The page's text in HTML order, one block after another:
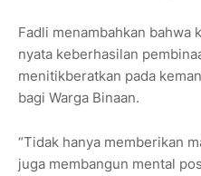
Fadli menambahkan bahwa
nyata keberhasilan
menitikberatkan pada
bagi Warga Binaan.
“Tidak hanya memberikan
juga membangun mental